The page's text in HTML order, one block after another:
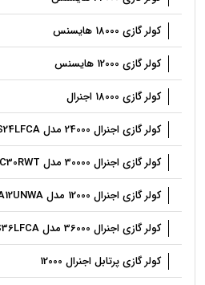
کولر گازی 18000 هایسنس
کولر گازی 12000 هایسنس
کولر گازی 18000 اجنرال
کولر گازی‌ اجنرال 24000 مدل ASGS24LFCA
کولر گازی‌ اجنرال 30000 مدل ASGC30RWT
کولر گازی‌ اجنرال 12000 مدل ASGA12UNWA
کولر گازی‌ اجنرال 36000 مدل ASGS36LFCA
کولر گازی پرتابل اجنرال 12000